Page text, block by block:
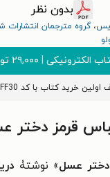
بدون نظر
،گروه مترجمان انتشارات
الکترونیکی | ۲۹,۰۰۰
قرمز دختر
عسل» نوشتۀ